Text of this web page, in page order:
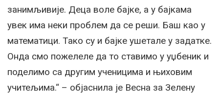
занимљивије. Деца воле бајке, а у бајкама
увек има неки проблем да се реши. Баш као у
математици. Тако су и бајке ушетале у задатке.
Онда смо пожелеле да то ставимо у уџбеник и
поделимо са другим ученицима и њиховим
учитељима.“ – објаснила је Весна за Зелену